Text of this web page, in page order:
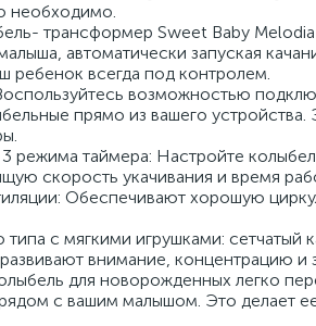
необходимо.
трансформер Sweet Baby
автоматически запуская
ребенок всегда под контролем.
возможностью
прямо из вашего устройства.
режима таймера: Настройте
скорость укачивания и время
Обеспечивают хорошую
типа с мягкими игрушками:
внимание, концентрацию
для новорожденных легко
рядом с вашим малышом. Это делает